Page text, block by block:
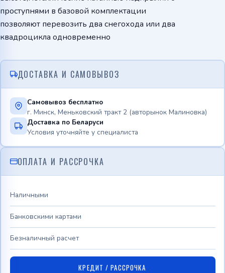
проступнями в базовой комплектации
позволяют перевозить два снегохода или два
квадроцикла одновременно
ДОСТАВКА И САМОВЫВОЗ
Самовывоз бесплатно
г. Минск, Меньковский тракт 2 (авторынок Малиновка)
Доставка по Беларуси
Условия уточняйте у специалиста
ОПЛАТА И РАССРОЧКА
Наличными
Банковскими картами
Безналичный расчет
КРЕДИТ / РАССРОЧКА